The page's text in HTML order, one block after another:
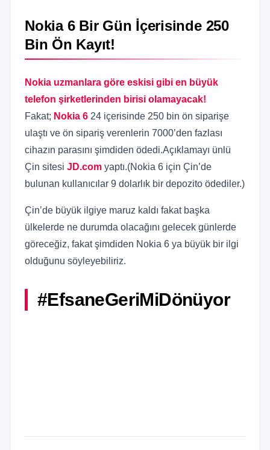
Nokia 6 Bir Gün İçerisinde 250
Bin Ön Kayıt!
Nokia uzmanlara göre eskisi gibi en büyük
telefon şirketlerinden birisi olamayacak!
Fakat; Nokia 6 24 içerisinde 250 bin ön siparişe
ulaştı ve ön sipariş verenlerin 7000’den fazlası
cihazın parasını şimdiden ödedi.Açıklamayı ünlü
Çin sitesi JD.com yaptı.(Nokia 6 için Çin’de
bulunan kullanıcılar 9 dolarlık bir depozito ödediler.)
Çin’de büyük ilgiye maruz kaldı fakat başka
ülkelerde ne durumda olacağını gelecek günlerde
göreceğiz, fakat şimdiden Nokia 6 ya büyük bir ilgi
olduğunu söyleyebiliriz.
#EfsaneGeriMiDönüyor